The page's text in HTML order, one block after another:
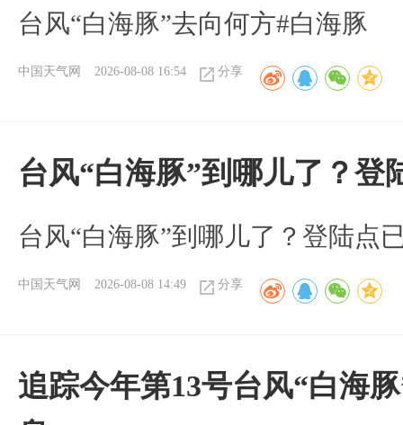
台风“白海豚”去向何方#白海豚
中国天气网 2026-08-08 16:54 分享
台风“白海豚”到哪儿了？登
台风“白海豚”到哪儿了？登陆点
中国天气网 2026-08-08 14:49 分享
追踪今年第13号台风“白海